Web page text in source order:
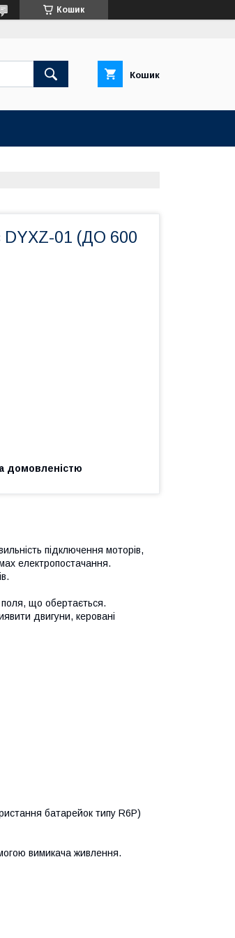
Кошик
Кошик
DYXZ-01 (ДО 600
домовленістю
підключення моторів,
електропостачання.
що обертається.
двигуни, керовані
батарейок типу R6P)
вимикача живлення.